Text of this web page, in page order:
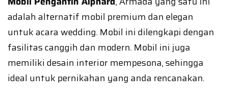
adalah alternatif mobil premium dan elegan
untuk acara wedding. Mobil ini dilengkapi dengan
fasilitas canggih dan modern. Mobil ini juga
memiliki desain interior mempesona, sehingga
ideal untuk pernikahan yang anda rencanakan.